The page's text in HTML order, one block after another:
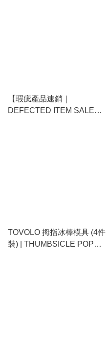
【瑕疵產品速銷｜
DEFECTED ITEM SALE】
TOVOLO 拇指冰棒模具 (4件
裝) | THUMBSICLE POP